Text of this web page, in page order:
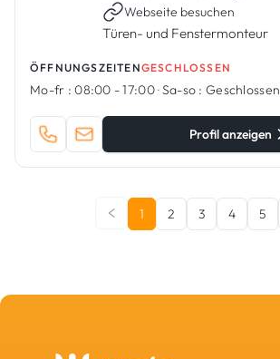
Webseite besuchen
Türen- und Fenstermonteur
ÖFFNUNGSZEITENGESCHLOSSEN
Mo-fr : 08:00 - 17:00·Sa-so : Geschlossen
Profil anzeigen
1 2 3 4 5